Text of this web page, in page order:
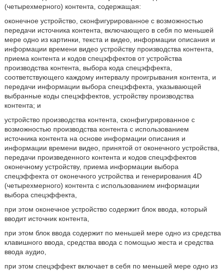
(четырехмерного) контента, содержащая:
оконечное устройство, сконфигурированное с возможностью
передачи источника контента, включающего в себя по меньшей
мере одно из картинки, текста и видео, информации описания и
информации времени видео устройству производства контента,
приема контента и кодов спецэффектов от устройства
производства контента, выбора кода спецэффекта,
соответствующего каждому интервалу проигрывания контента, и
передачи информации выбора спецэффекта, указывающей
выбранные коды спецэффектов, устройству производства
контента; и
устройство производства контента, сконфигурированное с
возможностью производства контента с использованием
источника контента на основе информации описания и
информации времени видео, принятой от оконечного устройства,
передачи произведенного контента и кодов спецэффектов
оконечному устройству, приема информации выбора
спецэффекта от оконечного устройства и генерирования 4D
(четырехмерного) контента с использованием информации
выбора спецэффекта,
при этом оконечное устройство содержит блок ввода, который
вводит источник контента,
при этом блок ввода содержит по меньшей мере одно из средства
клавишного ввода, средства ввода с помощью жеста и средства
ввода аудио,
при этом спецэффект включает в себя по меньшей мере одно из